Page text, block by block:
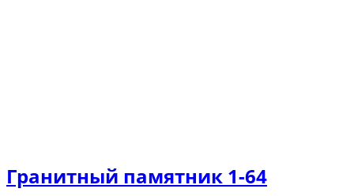
Гранитный памятник 1-64